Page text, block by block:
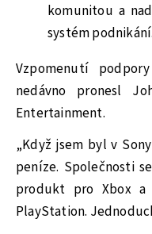
komunitou a
systém
Vzpomenutí
nedávno pronesl
Entertainment.
„Když jsem byl v
peníze. Společnosti
produkt pro Xbox
PlayStation.